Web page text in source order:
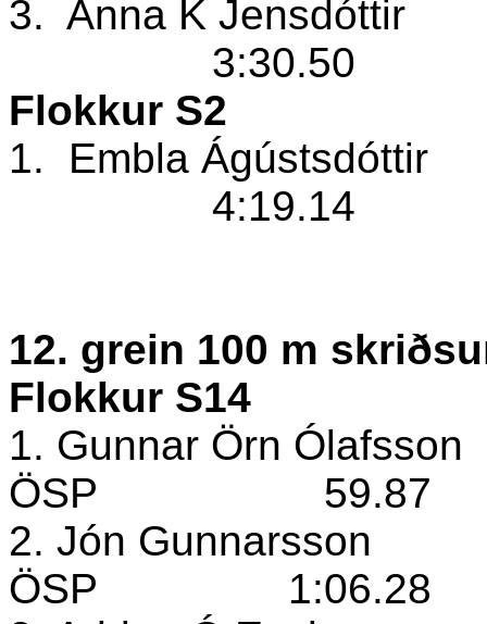
3. Anna K Jensdóttir
3:30.50
Flokkur S2
1.
Embla Ágústsdóttir
4:19.14
12. grein 100 m
Flokkur S14
1. Gunnar Örn Ólafsson
ÖSP
59.87
2. Jón Gunnarsson
ÖSP
1:06.28